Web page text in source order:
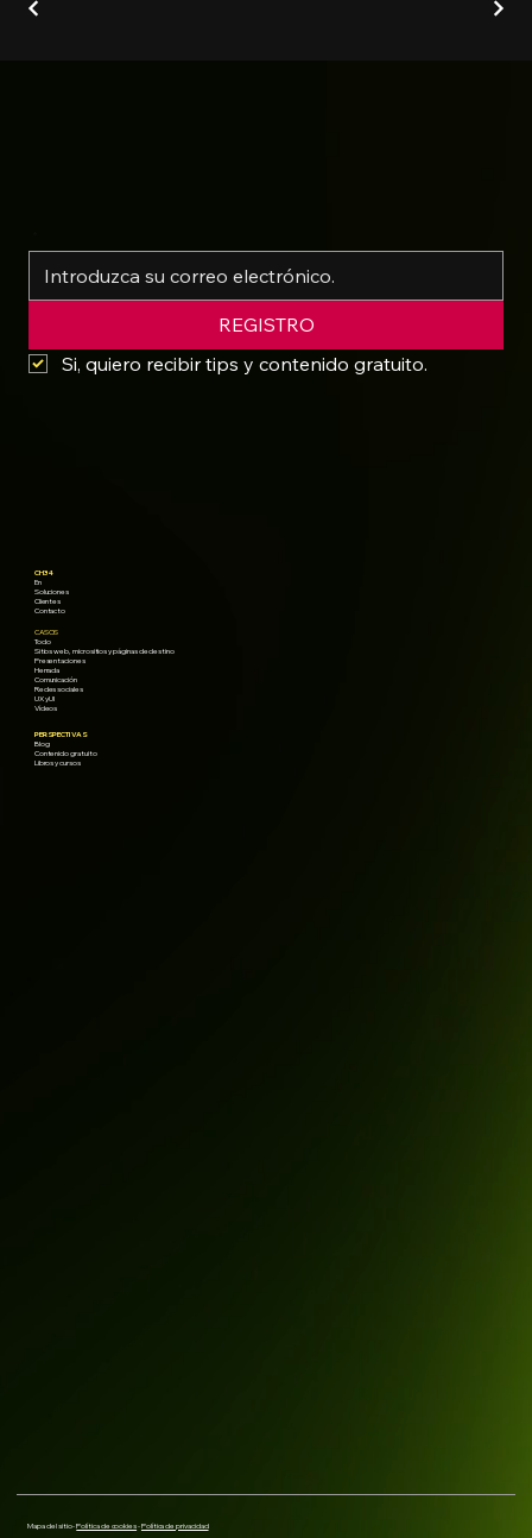
REGISTRO
Si, quiero recibir tips y contenido gratuito.
CH34
En
Soluciones
Clientes
Contacto
CASOS
Todo
Sitios web, micrositios y páginas de destino
Presentaciones
Herrada
Comunicación
Redes sociales
UX y UI
Vídeos
PERSPECTIVAS
Blog
Contenido gratuito
Libros y cursos
Mapa del sitio -Política de cookies-Política de privacidad